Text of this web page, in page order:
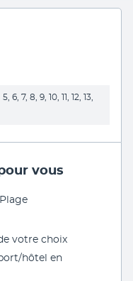
5, 6, 7, 8, 9, 10, 11, 12, 13,
vous
votre choix
hôtel en